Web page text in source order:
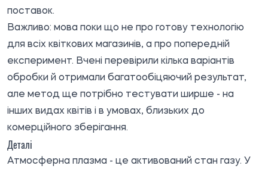
поставок.
Важливо: мова поки що не про готову технологію
для всіх квіткових магазинів, а про попередній
експеримент. Вчені перевірили кілька варіантів
обробки й отримали багатообіцяючий результат,
але метод ще потрібно тестувати ширше - на
інших видах квітів і в умовах, близьких до
комерційного зберігання.
Деталі
Атмосферна плазма - це активований стан газу. У